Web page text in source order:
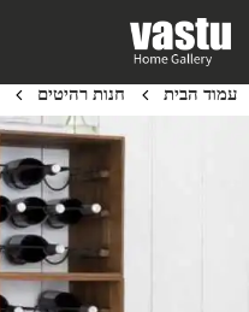
עמוד הבית חנות רהיטים